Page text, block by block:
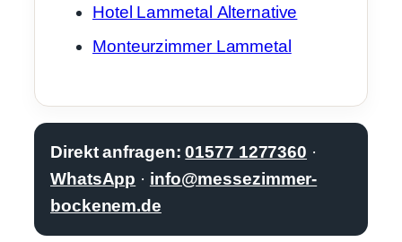
Hotel Lammetal Alternative
Monteurzimmer Lammetal
Direkt anfragen: 01577 1277360 ·
WhatsApp · info@messezimmer-
bockenem.de